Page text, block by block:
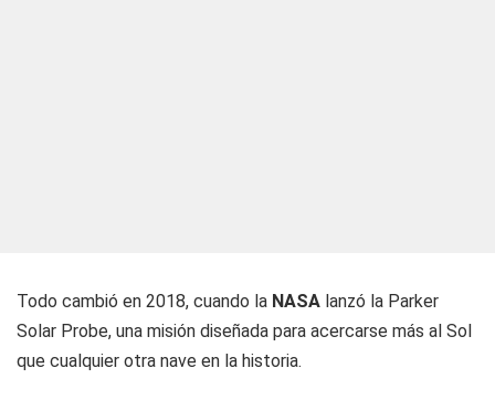
Todo cambió en 2018, cuando la NASA lanzó la Parker
Solar Probe, una misión diseñada para acercarse más al Sol
que cualquier otra nave en la historia.